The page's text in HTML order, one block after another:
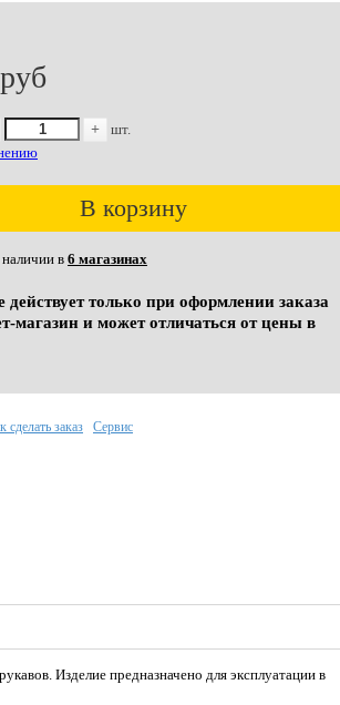
+
шт.
В корзину
наличии в6 магазинах
действует только при оформлении заказа
магазин и может отличаться от цены в
Изделие предназначено для эксплуатации в
сделать заказ Сервис